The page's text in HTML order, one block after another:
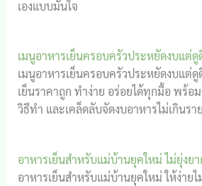
เองแบบมั่นใจ
เมนูอาหารเย็นครอบครัวประหยัดงบแต่ดู
เมนูอาหารเย็นครอบครัวประหยัดงบแต่ดู
เย็นราคาถูก ทำง่าย อร่อยได้ทุกมื้อ พร้อ
วิธีทำ และเคล็ดลับจัดงบอาหารไม่เกินร
อาหารเย็นสำหรับแม่บ้านยุคใหม่ ไม่ยุ่งย
อาหารเย็นสำหรับแม่บ้านยุคใหม่ ให้ง่าย